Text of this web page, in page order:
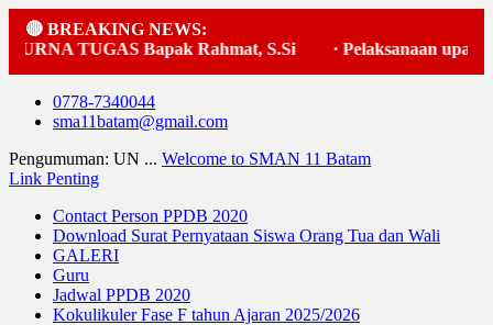
🔴 BREAKING NEWS:
TUGAS Bapak Rahmat, S.Si
· Pelaksanaan upacara
Skip
0778-7340044
sma11batam@gmail.com
Pengumuman: UN ... Welcome to SMAN 11 Batam
Link Penting
Contact Person PPDB 2020
Download Surat Pernyataan Siswa Orang Tua dan Wali
GALERI
Guru
Jadwal PPDB 2020
Kokulikuler Fase F tahun Ajaran 2025/2026